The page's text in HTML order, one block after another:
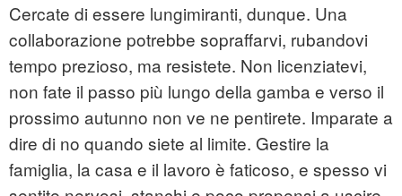
Cercate di essere lungimiranti, dunque. Una
collaborazione potrebbe sopraffarvi, rubandovi
tempo prezioso, ma resistete. Non licenziatevi,
non fate il passo più lungo della gamba e verso il
prossimo autunno non ve ne pentirete. Imparate a
dire di no quando siete al limite. Gestire la
famiglia, la casa e il lavoro è faticoso, e spesso vi